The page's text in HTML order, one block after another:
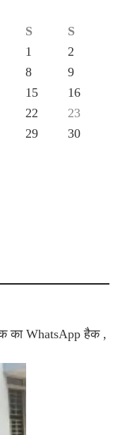
S
S
1
2
8
9
15
16
22
23
29
30
का WhatsApp हैक ,